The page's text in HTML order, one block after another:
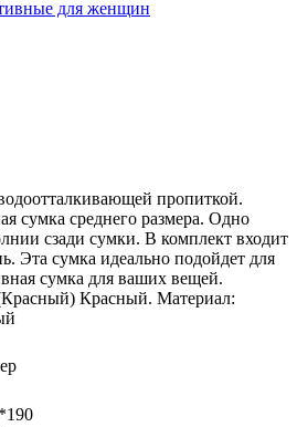
для женщин
пропиткой.
сумка среднего размера. Одно
сзади сумки. В комплект входит
Эта сумка идеально подойдет для
сумка для ваших вещей.
Красный. Материал: